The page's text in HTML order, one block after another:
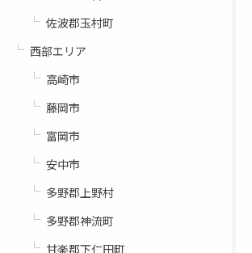
佐波郡玉村町
西部エリア
高崎市
藤岡市
富岡市
安中市
多野郡上野村
多野郡神流町
甘楽郡下仁田町